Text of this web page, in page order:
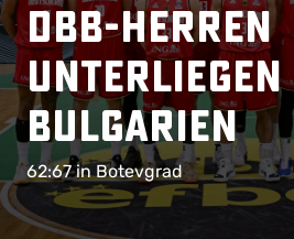
DBB-Herren
unterliegen
Bulgarien
62:67 in Botevgrad